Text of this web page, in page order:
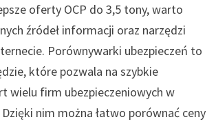
oferty OCP do 3,5 tony, warto
źródeł informacji oraz narzędzi
Porównywarki ubezpieczeń to
które pozwala na szybkie
wielu firm ubezpieczeniowych w
nim można łatwo porównać ceny